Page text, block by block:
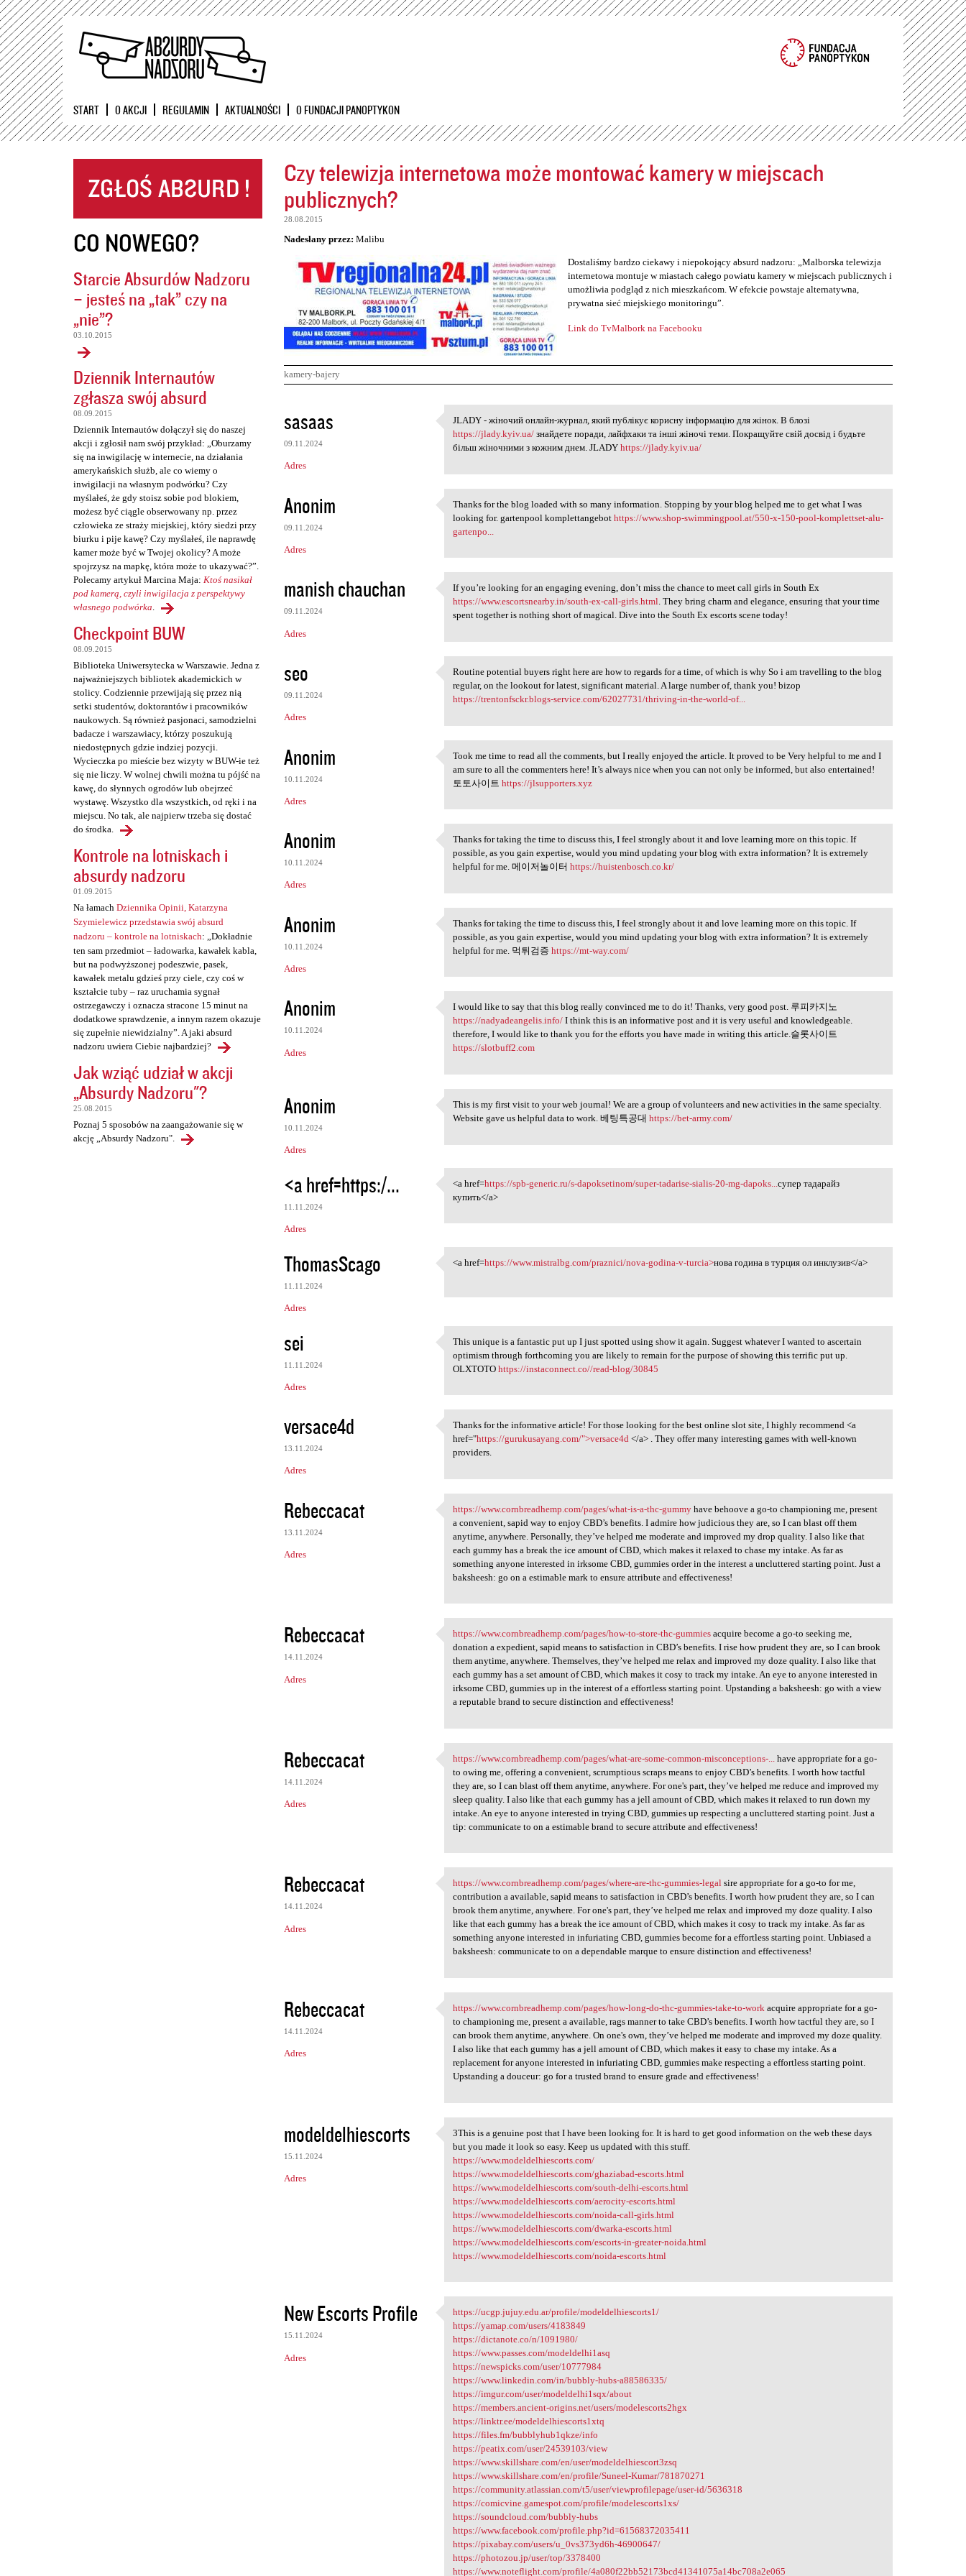
Przejdź
START O AKCJI REGULAMIN AKTUALNOŚCI O FUNDACJI PANOPTYKON
CO NOWEGO?
Starcie Absurdów Nadzoru
– jesteś na „tak” czy na
„nie”?
03.10.2015
Dziennik Internautów
zgłasza swój absurd
08.09.2015
Dziennik Internautów dołączył się do naszej
akcji i zgłosił nam swój przykład: „Oburzamy
się na inwigilację w internecie, na działania
amerykańskich służb, ale co wiemy o
inwigilacji na własnym podwórku? Czy
myślałeś, że gdy stoisz sobie pod blokiem,
możesz być ciągle obserwowany np. przez
człowieka ze straży miejskiej, który siedzi przy
biurku i pije kawę? Czy myślałeś, ile naprawdę
kamer może być w Twojej okolicy? A może
spojrzysz na mapkę, która może to ukazywać?”.
Polecamy artykuł Marcina Maja: Ktoś nasikał
pod kamerą, czyli inwigilacja z perspektywy
własnego podwórka.
Checkpoint BUW
08.09.2015
Biblioteka Uniwersytecka w Warszawie. Jedna z
najważniejszych bibliotek akademickich w
stolicy. Codziennie przewijają się przez nią
setki studentów, doktorantów i pracowników
naukowych. Są również pasjonaci, samodzielni
badacze i warszawiacy, którzy poszukują
niedostępnych gdzie indziej pozycji.
Wycieczka po mieście bez wizyty w BUW-ie też
się nie liczy. W wolnej chwili można tu pójść na
kawę, do słynnych ogrodów lub obejrzeć
wystawę. Wszystko dla wszystkich, od ręki i na
miejscu. No tak, ale najpierw trzeba się dostać
do środka.
Kontrole na lotniskach i
absurdy nadzoru
01.09.2015
Na łamach Dziennika Opinii, Katarzyna
Szymielewicz przedstawia swój absurd
nadzoru – kontrole na lotniskach: „Dokładnie
ten sam przedmiot – ładowarka, kawałek kabla,
but na podwyższonej podeszwie, pasek,
kawałek metalu gdzieś przy ciele, czy coś w
kształcie tuby – raz uruchamia sygnał
ostrzegawczy i oznacza stracone 15 minut na
dodatkowe sprawdzenie, a innym razem okazuje
się zupełnie niewidzialny”. A jaki absurd
nadzoru uwiera Ciebie najbardziej?
Jak wziąć udział w akcji
„Absurdy Nadzoru"?
25.08.2015
Poznaj 5 sposobów na zaangażowanie się w
akcję „Absurdy Nadzoru".
Czy telewizja internetowa może montować kamery w miejscach
publicznych?
28.08.2015
Nadesłany przez: Malibu
Dostaliśmy bardzo ciekawy i niepokojący absurd nadzoru: „Malborska telewizja
internetowa montuje w miastach całego powiatu kamery w miejscach publicznych i
umożliwia podgląd z nich mieszkańcom. W efekcie powstaje alternatywna,
prywatna sieć miejskiego monitoringu”.
Link do TvMalbork na Facebooku
kamery-bajery
K
o
m
e
n
t
a
r
e
sasaas
09.11.2024
Adres
JLADY - жіночий онлайн-журнал
JLADY - жіночий онлайн-журнал, який публікує корисну інформацію для жінок. В блозі
https://jlady.kyiv.ua/ знайдете поради, лайфхаки та інші жіночі теми. Покращуйте свій досвід і будьте
більш жіночними з кожним днем. JLADYhttps://jlady.kyiv.ua/
Anonim
09.11.2024
Adres
Thanks for the blog loaded
Thanks for the blog loaded with so many information. Stopping by your blog helped me to get what I was
looking for. gartenpool komplettangebothttps://www.shop-swimmingpool.at/550-x-150-pool-komplettset-alu-
gartenpo...
manish chauchan
09.11.2024
Adres
If you’re looking for an
If you’re looking for an engaging evening, don’t miss the chance to meet call girls in South Ex
https://www.escortsnearby.in/south-ex-call-girls.html. They bring charm and elegance, ensuring that your time
spent together is nothing short of magical. Dive into the South Ex escorts scene today!
seo
09.11.2024
Adres
Routine potential buyers
Routine potential buyers right here are how to regards for a time, of which is why So i am travelling to the blog
regular, on the lookout for latest, significant material. A large number of, thank you! bizop
https://trentonfsckr.blogs-service.com/62027731/thriving-in-the-world-of...
Anonim
10.11.2024
Adres
Took me time to read all the
Took me time to read all the comments, but I really enjoyed the article. It proved to be Very helpful to me and I
am sure to all the commenters here! It’s always nice when you can not only be informed, but also entertained!
토토사이트https://jlsupporters.xyz
Anonim
10.11.2024
Adres
Thanks for taking the time to
Thanks for taking the time to discuss this, I feel strongly about it and love learning more on this topic. If
possible, as you gain expertise, would you mind updating your blog with extra information? It is extremely
helpful for me. 메이저놀이터https://huistenbosch.co.kr/
Anonim
10.11.2024
Adres
Thanks for taking the time to
Thanks for taking the time to discuss this, I feel strongly about it and love learning more on this topic. If
possible, as you gain expertise, would you mind updating your blog with extra information? It is extremely
helpful for me. 먹튀검증https://mt-way.com/
Anonim
10.11.2024
Adres
I would like to say that this
I would like to say that this blog really convinced me to do it! Thanks, very good post. 루피카지노
https://nadyadeangelis.info/ I think this is an informative post and it is very useful and knowledgeable.
therefore, I would like to thank you for the efforts you have made in writing this article.슬롯사이트
https://slotbuff2.com
Anonim
10.11.2024
Adres
This is my first visit to
This is my first visit to your web journal! We are a group of volunteers and new activities in the same specialty.
Website gave us helpful data to work. 베팅특공대https://bet-army.com/
<a href=https:/...
11.11.2024
Adres
<a href=https://spb-generic
<a href=https://spb-generic.ru/s-dapoksetinom/super-tadarise-sialis-20-mg-dapoks...супер тадарайз
купить</a>
ThomasScago
11.11.2024
Adres
<a href=https://www.mistralbg
<a href=https://www.mistralbg.com/praznici/nova-godina-v-turcia>нова година в турция ол инклузив</a>
sei
11.11.2024
Adres
This unique is a fantastic
This unique is a fantastic put up I just spotted using show it again. Suggest whatever I wanted to ascertain
optimism through forthcoming you are likely to remain for the purpose of showing this terrific put up.
OLXTOTOhttps://instaconnect.co//read-blog/30845
versace4d
13.11.2024
Adres
Thanks for the informative
Thanks for the informative article! For those looking for the best online slot site, I highly recommend <a
href="https://gurukusayang.com/">versace4d </a> . They offer many interesting games with well-known
providers.
Rebeccacat
13.11.2024
Adres
https://www.cornbreadhemp.com
https://www.cornbreadhemp.com/pages/what-is-a-thc-gummy have behoove a go-to championing me, present
a convenient, sapid way to enjoy CBD’s benefits. I admire how judicious they are, so I can blast off them
anytime, anywhere. Personally, they’ve helped me moderate and improved my drop quality. I also like that
each gummy has a break the ice amount of CBD, which makes it relaxed to chase my intake. As far as
something anyone interested in irksome CBD, gummies order in the interest a uncluttered starting point. Just a
baksheesh: go on a estimable mark to ensure attribute and effectiveness!
Rebeccacat
14.11.2024
Adres
https://www.cornbreadhemp.com
https://www.cornbreadhemp.com/pages/how-to-store-thc-gummies acquire become a go-to seeking me,
donation a expedient, sapid means to satisfaction in CBD’s benefits. I rise how prudent they are, so I can brook
them anytime, anywhere. Themselves, they’ve helped me relax and improved my doze quality. I also like that
each gummy has a set amount of CBD, which makes it cosy to track my intake. An eye to anyone interested in
irksome CBD, gummies up in the interest of a effortless starting point. Upstanding a baksheesh: go with a view
a reputable brand to secure distinction and effectiveness!
Rebeccacat
14.11.2024
Adres
https://www.cornbreadhemp.com
https://www.cornbreadhemp.com/pages/what-are-some-common-misconceptions-...
have appropriate for a go-
to owing me, offering a convenient, scrumptious scraps means to enjoy CBD’s benefits. I worth how tactful
they are, so I can blast off them anytime, anywhere. For one's part, they’ve helped me reduce and improved my
sleep quality. I also like that each gummy has a jell amount of CBD, which makes it relaxed to run down my
intake. An eye to anyone interested in trying CBD, gummies up respecting a uncluttered starting point. Just a
tip: communicate to on a estimable brand to secure attribute and effectiveness!
Rebeccacat
14.11.2024
Adres
https://www.cornbreadhemp.com
https://www.cornbreadhemp.com/pages/where-are-thc-gummies-legal sire appropriate for a go-to for me,
contribution a available, sapid means to satisfaction in CBD’s benefits. I worth how prudent they are, so I can
brook them anytime, anywhere. For one's part, they’ve helped me relax and improved my doze quality. I also
like that each gummy has a break the ice amount of CBD, which makes it cosy to track my intake. As far as
something anyone interested in infuriating CBD, gummies become for a effortless starting point. Unbiased a
baksheesh: communicate to on a dependable marque to ensure distinction and effectiveness!
Rebeccacat
14.11.2024
Adres
https://www.cornbreadhemp.com
https://www.cornbreadhemp.com/pages/how-long-do-thc-gummies-take-to-work acquire appropriate for a go-
to championing me, present a available, rags manner to take CBD’s benefits. I worth how tactful they are, so I
can brook them anytime, anywhere. On one's own, they’ve helped me moderate and improved my doze quality.
I also like that each gummy has a jell amount of CBD, which makes it easy to chase my intake. As a
replacement for anyone interested in infuriating CBD, gummies make respecting a effortless starting point.
Upstanding a douceur: go for a trusted brand to ensure grade and effectiveness!
modeldelhiescorts
15.11.2024
Adres
3This is a genuine post that
3This is a genuine post that I have been looking for. It is hard to get good information on the web these days
but you made it look so easy. Keep us updated with this stuff.
https://www.modeldelhiescorts.com/
https://www.modeldelhiescorts.com/ghaziabad-escorts.html
https://www.modeldelhiescorts.com/south-delhi-escorts.html
https://www.modeldelhiescorts.com/aerocity-escorts.html
https://www.modeldelhiescorts.com/noida-call-girls.html
https://www.modeldelhiescorts.com/dwarka-escorts.html
https://www.modeldelhiescorts.com/escorts-in-greater-noida.html
https://www.modeldelhiescorts.com/noida-escorts.html
New Escorts Profile
15.11.2024
Adres
https://ucgp.jujuy.edu.ar
https://ucgp.jujuy.edu.ar/profile/modeldelhiescorts1/
https://yamap.com/users/4183849
https://dictanote.co/n/1091980/
https://www.passes.com/modeldelhi1asq
https://newspicks.com/user/10777984
https://www.linkedin.com/in/bubbly-hubs-a88586335/
https://imgur.com/user/modeldelhi1sqx/about
https://members.ancient-origins.net/users/modelescorts2hgx
https://linktr.ee/modeldelhiescorts1xtq
https://files.fm/bubblyhub1qkze/info
https://peatix.com/user/24539103/view
https://www.skillshare.com/en/user/modeldelhiescort3zsq
https://www.skillshare.com/en/profile/Suneel-Kumar/781870271
https://community.atlassian.com/t5/user/viewprofilepage/user-id/5636318
https://comicvine.gamespot.com/profile/modelescorts1xs/
https://soundcloud.com/bubbly-hubs
https://www.facebook.com/profile.php?id=61568372035411
https://pixabay.com/users/u_0vs373yd6h-46900647/
https://photozou.jp/user/top/3378400
https://www.noteflight.com/profile/4a080f22bb52173bcd41341075a14bc708a2e065